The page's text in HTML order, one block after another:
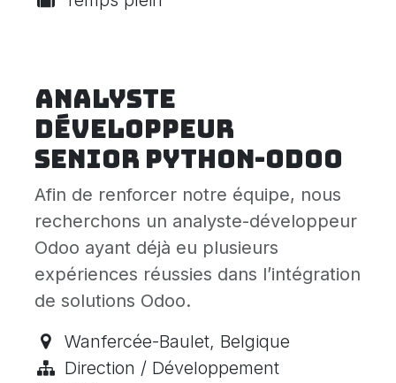
Analyste
Développeur
senior Python-Odoo
Afin de renforcer notre équipe, nous
recherchons un analyste-développeur
Odoo ayant déjà eu plusieurs
expériences réussies dans l’intégration
de solutions Odoo.
Wanfercée-Baulet, Belgique
Direction / Développement